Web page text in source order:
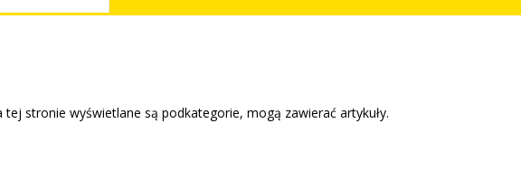
tej stronie wyświetlane są podkategorie, mogą zawierać artykuły.